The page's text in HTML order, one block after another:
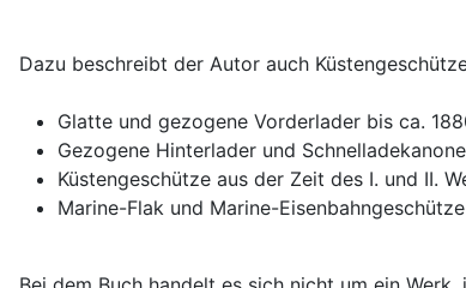
Dazu beschreibt der Autor auch
Glatte und gezogene Vorderlader bis ca.
Gezogene Hinterlader und
Küstengeschütze aus der Zeit des I. und II.
Marine-Flak und Marine-Eisenbahngeschütze